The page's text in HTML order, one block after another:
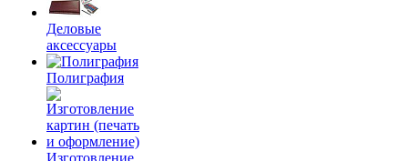
Деловые
аксессуары
Полиграфия
Изготовление